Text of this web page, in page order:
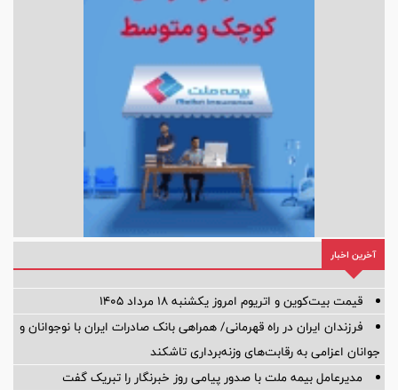
آخرین اخبار
قیمت بیت‌کوین و اتریوم امروز یکشنبه ۱۸ مرداد ۱۴۰۵
فرزندان ایران در راه قهرمانی/ همراهی بانک صادرات ایران با نوجوانان و
جوانان اعزامی به رقابت‌های وزنه‌برداری تاشکند
مدیرعامل بیمه ملت با صدور پیامی روز خبرنگار را تبریک گفت